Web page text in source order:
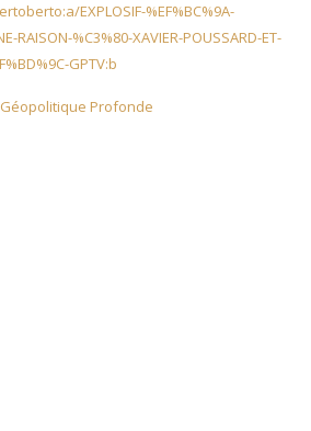
EXPLOSIF-%EF%BC%9A-
RAISON-%C3%80-XAVIER-POUSSARD-ET-
GPTV:b
Géopolitique Profonde